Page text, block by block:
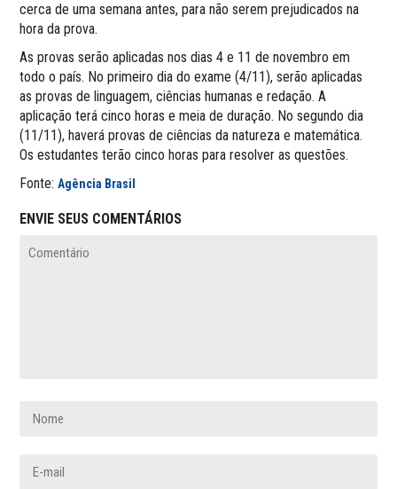
cerca de uma semana antes, para não serem prejudicados na
hora da prova.
As provas serão aplicadas nos dias 4 e 11 de novembro em
todo o país. No primeiro dia do exame (4/11), serão aplicadas
as provas de linguagem, ciências humanas e redação. A
aplicação terá cinco horas e meia de duração. No segundo dia
(11/11), haverá provas de ciências da natureza e matemática.
Os estudantes terão cinco horas para resolver as questões.
Fonte:Agência Brasil
ENVIE SEUS COMENTÁRIOS